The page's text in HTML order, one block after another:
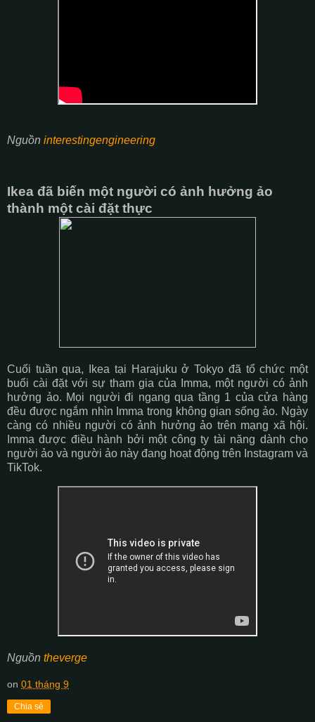
Nguồn interestingengineering
Ikea đã biến một người có ảnh hưởng ảo
thành một cài đặt thực
Cuối tuần qua, Ikea tại Harajuku ở Tokyo đã tổ chức một
buổi cài đặt với sự tham gia của Imma, một người có ảnh
hưởng ảo. Mọi người đi ngang qua tầng 1 của cửa hàng
đều được ngắm nhìn Imma trong không gian sống ảo. Ngày
càng có nhiều người có ảnh hưởng ảo trên mạng xã hội.
Imma được điều hành bởi một công ty tài năng dành cho
người ảo và người ảo này đang hoạt động trên Instagram và
TikTok.
Nguồn theverge
on 01 tháng 9
Chia sẻ